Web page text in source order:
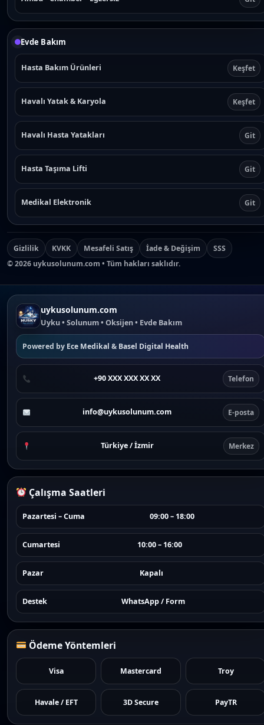
Evde Bakım
Hasta Bakım Ürünleri Keşfet
Havalı Yatak & Karyola Keşfet
Havalı Hasta Yatakları Git
Hasta Taşıma Lifti Git
Medikal Elektronik Git
Gizlilik KVKK Mesafeli Satış İade & Değişim
SSS
©2026 uykusolunum.com • Tüm hakları saklıdır.
uykusolunum.com
Uyku • Solunum • Oksijen • Evde Bakım
Powered by Ece Medikal & Basel Digital Health
+90 XXX XXX XX XX Telefon
info@uykusolunum.com E-posta
Türkiye / İzmir Merkez
Çalışma Saatleri
Pazartesi – Cuma 09:00 – 18:00
Cumartesi 10:00 – 16:00
Pazar Kapalı
Destek WhatsApp / Form
Ödeme Yöntemleri
Visa Mastercard Troy
Havale / EFT 3D Secure PayTR